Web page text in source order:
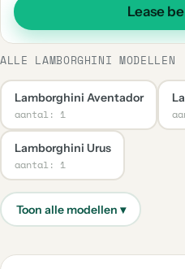
Lease
ALLE LAMBORGHINI MODELLEN
Lamborghini Aventador
aantal: 1
Lamborghini Urus
aantal: 1